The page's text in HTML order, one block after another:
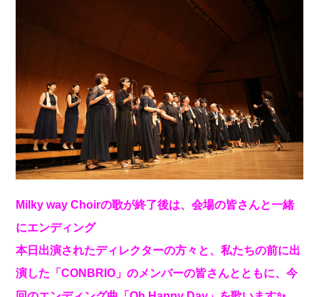
Milky way Choirの歌が終了後は、会場の皆さんと一緒
にエンディング
本日出演されたディレクターの方々と、私たちの前に出
演した「CONBRIO」のメンバーの皆さんとともに、今